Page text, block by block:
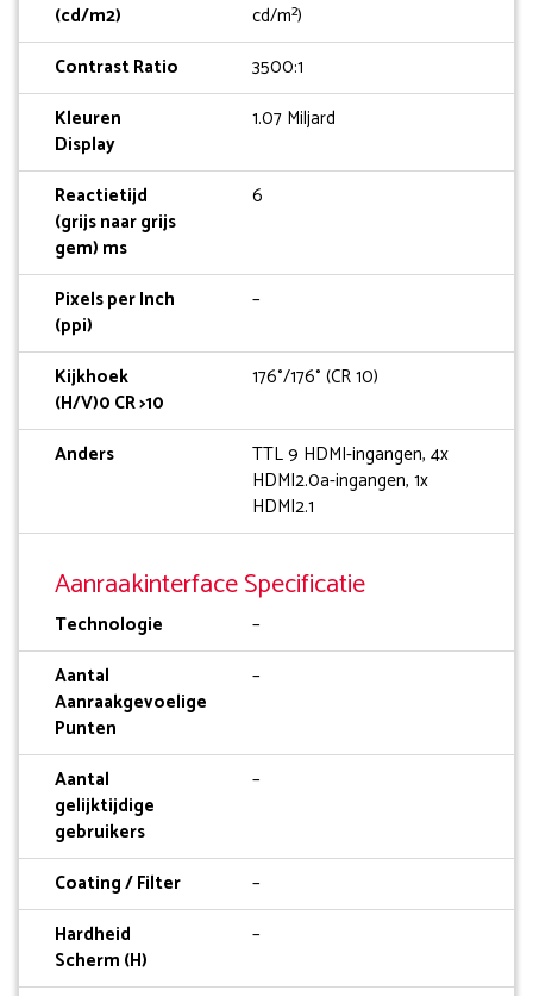
(cd/m2)
cd/m²)
Contrast Ratio
3500:1
Kleuren
Display
1.07 Miljard
Reactietijd
(grijs naar grijs
gem) ms
6
Pixels per Inch
(ppi)
–
Kijkhoek
(H/V)0 CR >10
176°/176° (CR 10)
Anders
TTL 9 HDMI-ingangen, 4x
HDMI2.0a-ingangen, 1x
HDMI2.1
Aanraakinterface Specificatie
Technologie
–
Aantal
Aanraakgevoelige
Punten
–
Aantal
gelijktijdige
gebruikers
–
Coating / Filter
–
Hardheid
Scherm (H)
–